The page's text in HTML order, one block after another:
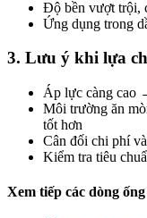
Độ bền vượt trội,
Ứng dụng trong
3. Lưu ý khi lựa
Áp lực càng cao
Môi trường ăn
tốt hơn
Cân đối chi phí
Kiểm tra tiêu
Xem tiếp các dòng